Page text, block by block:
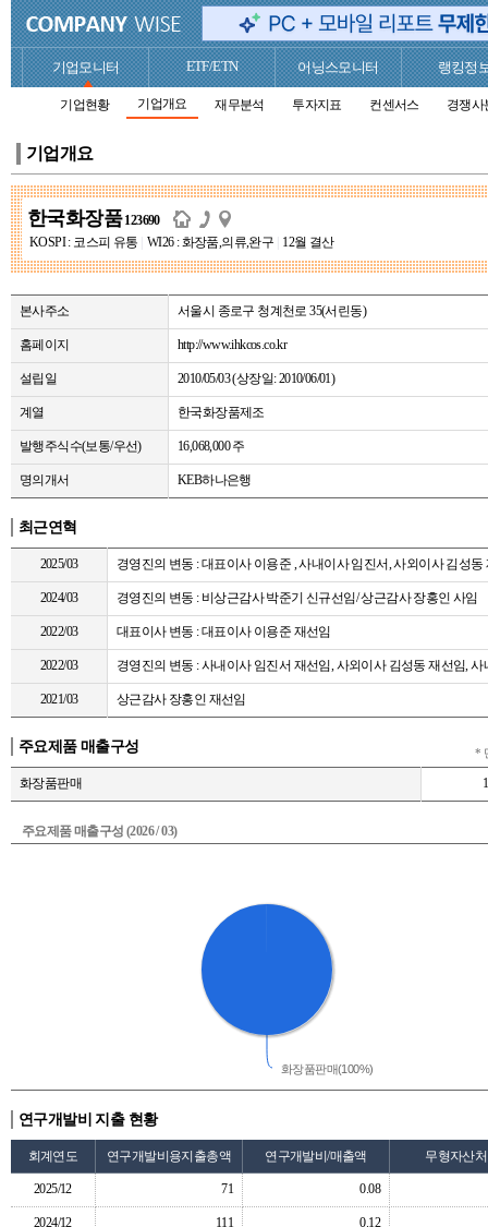
기업모니터 ETF/ETN 어닝스모니터 랭킹정
기업현황 기업개요 재무분석 투자지표 컨센서스 경쟁사
기업개요
한국화장품 123690
KOSPI : 코스피 유통
WI26 : 화장품,의류,완구 12월 결산
본사주소 서울시 종로구 청계천로 35(서린동)
홈페이지 http://www.ihkcos.co.kr
설립일 2010/05/03 (상장일: 2010/06/01)
계열 한국화장품제조
발행주식수(보통/우선) 16,068,000 주
명의개서 KEB하나은행
최근연혁
2025/03 경영진의 변동 : 대표이사 이용준 , 사내이사 임진서, 사외이사 김성동
2024/03 경영진의 변동 : 비상근감사 박준기 신규선임/ 상근감사 장홍인 사임
2022/03 대표이사 변동 : 대표이사 이용준 재선임
2022/03 경영진의 변동 : 사내이사 임진서 재선임, 사외이사 김성동 재선임,
2021/03 상근감사 장홍인 재선임
주요제품 매출구성 *
화장품판매
주요제품 매출구성 (2026 / 03)
화장품판매(100%)
연구개발비 지출 현황
회계연도 연구개발비용지출총액 연구개발비/매출액 무형자산
2025/12 71 0.08
2024/12 111 0.12